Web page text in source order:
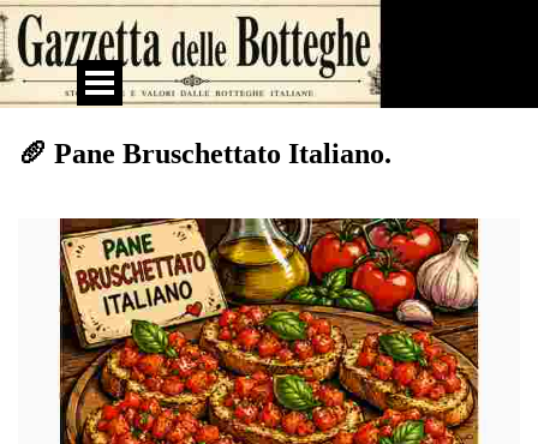
Vai ai contenuti
Salta menù
🥖 Pane Bruschettato Italiano.